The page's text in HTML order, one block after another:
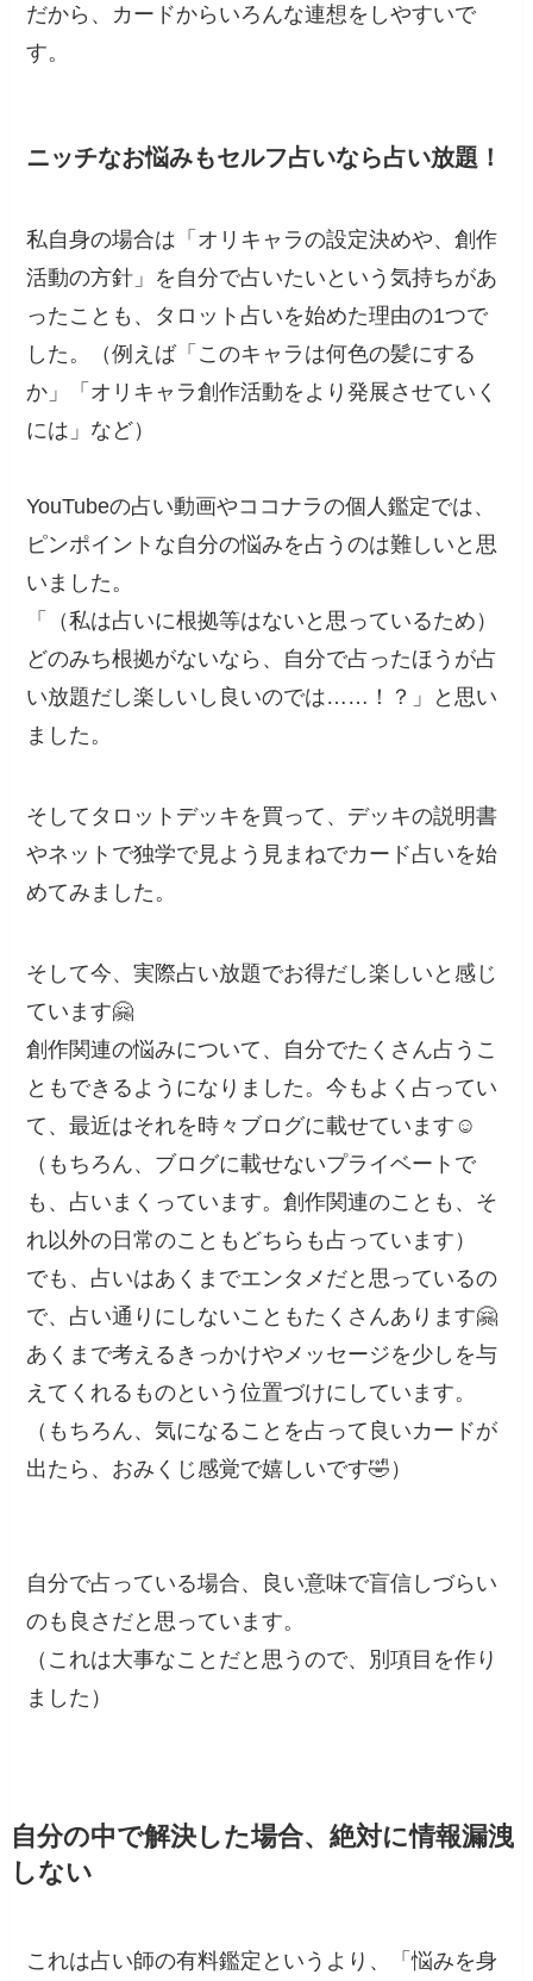
だから、カードからいろんな連想をしやすいで
す。
ニッチなお悩みもセルフ占いなら占い放題！
私自身の場合は「オリキャラの設定決めや、創作
活動の方針」を自分で占いたいという気持ちがあ
ったことも、タロット占いを始めた理由の1つで
した。（例えば「このキャラは何色の髪にする
か」「オリキャラ創作活動をより発展させていく
には」など）
YouTubeの占い動画やココナラの個人鑑定では、
ピンポイントな自分の悩みを占うのは難しいと思
いました。
「（私は占いに根拠等はないと思っているため）
どのみち根拠がないなら、自分で占ったほうが占
い放題だし楽しいし良いのでは……！？」と思い
ました。
そしてタロットデッキを買って、デッキの説明書
やネットで独学で見よう見まねでカード占いを始
めてみました。
そして今、実際占い放題でお得だし楽しいと感じ
ています🤗
創作関連の悩みについて、自分でたくさん占うこ
ともできるようになりました。今もよく占ってい
て、最近はそれを時々ブログに載せています☺️
（もちろん、ブログに載せないプライベートで
も、占いまくっています。創作関連のことも、そ
れ以外の日常のこともどちらも占っています）
でも、占いはあくまでエンタメだと思っているの
で、占い通りにしないこともたくさんあります🤗
あくまで考えるきっかけやメッセージを少しを与
えてくれるものという位置づけにしています。
（もちろん、気になることを占って良いカードが
出たら、おみくじ感覚で嬉しいです🤣）
自分で占っている場合、良い意味で盲信しづらい
のも良さだと思っています。
（これは大事なことだと思うので、別項目を作り
ました）
自分の中で解決した場合、絶対に情報漏洩
しない
これは占い師の有料鑑定というより、「悩みを身